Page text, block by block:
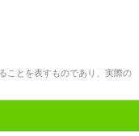
ことを表すものであり、実際の